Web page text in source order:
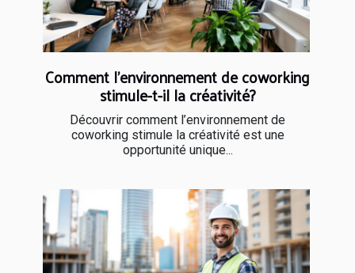
Comment l'environnement de coworking
stimule-t-il la créativité?
Découvrir comment l’environnement de
coworking stimule la créativité est une
opportunité unique...